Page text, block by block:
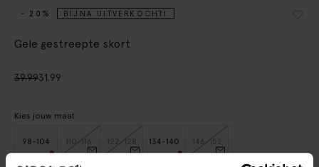
- 20% BIJNA UITVERKOCHT!
Gele gestreepte skort
39.9931.99
Kies jouw maat
98-104 110-116 122-128 134-140 146-152